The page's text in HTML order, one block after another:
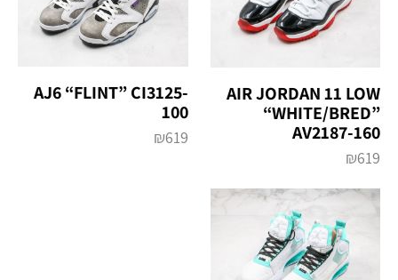
AIR JORDAN 11 LOW
“WHITE/BRED”
AV2187-160
₪619
AJ6 “FLINT” CI3125-
100
₪619